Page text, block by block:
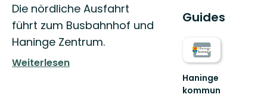
Die nördliche Ausfahrt
führt zum Busbahnhof und
Haninge Zentrum.
Weiterlesen
Guides
Haninge
kommun